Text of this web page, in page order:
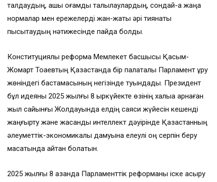
талдаудың, ашық қоғамдық талқылаулардың, сондай-ақ жаңа
нормалар мен ережелерді жан-жақты әрі тиянақты
пысықтаудың нәтижесінде пайда болды.
Конституциялық реформа Мемлекет басшысы Қасым-
Жомарт Тоқаевтың Қазақстанда бір палаталы Парламент құру
жөніндегі бастамасының негізінде туындады. Президент
бұл идеяны 2025 жылғы 8 қыркүйекте өзінің халыққа арнаған
жыл сайынғы Жолдауында елдің саяси жүйесін кешенді
жаңғырту және жасанды интеллект дәуірінде Қазақстанның
әлеуметтік-экономикалық дамуына елеулі оң серпін беру
мақсатында айтқан болатын.
2025 жылғы 8 қазанда Парламенттік реформаны іске асыру